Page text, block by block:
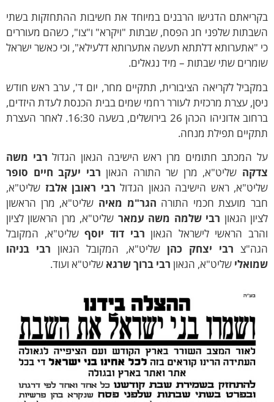
הדגישו הרבנים במיוחד את חשיבות ההתחזקות בשתי
שלפני חג הפסח, שבתות "ויקרא" ו"צו", כשהם מעוררים
"אתערותא דלתתא תעשה אתערותא דלעילא", וכי כאשר ישראל
שתי שבתות – מיד נגאלים.
לקריאה הציבורית, תתקיים מחר, יום ד', ערב ראש חודש
עצרת מרכזית לעורר רחמי שמים בבית הכנסת לעדת היזדים,
ברחוב אדוניהו הכהן 26 בירושלים, בשעה 16:30. לאחר העצרת
תפילת מנחה.
המכתב חתומים מרן ראש הישיבה הגאון הגדולרבי משה
שליט"א, מרן שר התורה הגאוןרבי יעקב חיים סופר
ראש הישיבה הגאון הגדולרבי ראובן אלבזשליט"א,
מועצת חכמי התורההגר"מ מאיהשליט"א, מרן הראשון
הגאוןרבי שלמה משה עמארשליט"א, מרן הראשון לציון
הראשי לישראל הגאוןרבי דוד יוסףשליט"א, המקובל
רבי יצחק כהןשליט"א, המקובל הגאוןרבי בניהו
שליט"א, הגאוןרבי ברוך שרגאשליט"א ועוד.